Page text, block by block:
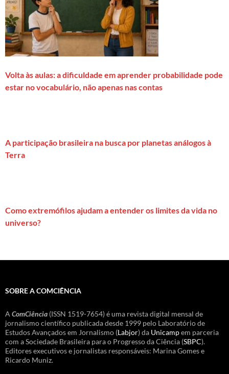
Volta às aulas: a dificuldade em aprender probabilidade pode
estar no vocabulário, não apenas nas contas
A participação brasileira na busca por planetas análogos à
Terra
Como extremófilos ajudam a entender os limites da vida no
universo?
SOBRE A COMCIÊNCIA
A ComCiência (ISSN 1519-7654) é uma revista digital mensal de
jornalismo científico publicada desde 1999 pelo Laboratório de
Estudos Avançados em Jornalismo (Labjor) da Unicampem parceria
com a Sociedade Brasileira para o Progresso da Ciência (SBPC).
Editores executivos e jornalistas responsáveis: Marina Gomes e
Ricardo Muniz.